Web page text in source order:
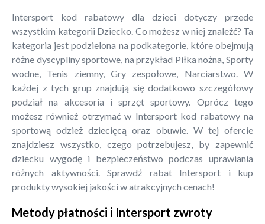
Intersport kod rabatowy dla dzieci dotyczy przede
wszystkim kategorii Dziecko. Co możesz w niej znaleźć? Ta
kategoria jest podzielona na podkategorie, które obejmują
różne dyscypliny sportowe, na przykład Piłka nożna, Sporty
wodne, Tenis ziemny, Gry zespołowe, Narciarstwo. W
każdej z tych grup znajdują się dodatkowo szczegółowy
podział na akcesoria i sprzęt sportowy. Oprócz tego
możesz również otrzymać w Intersport kod rabatowy na
sportową odzież dziecięcą oraz obuwie. W tej ofercie
znajdziesz wszystko, czego potrzebujesz, by zapewnić
dziecku wygodę i bezpieczeństwo podczas uprawiania
różnych aktywności. Sprawdź rabat Intersport i kup
produkty wysokiej jakości w atrakcyjnych cenach!
Metody płatności i Intersport zwroty